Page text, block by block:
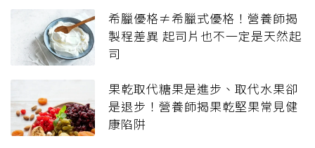
希臘優格≠希臘式優格！營養師揭
製程差異 起司片也不一定是天然起
司
果乾取代糖果是進步、取代水果卻
是退步！營養師揭果乾堅果常見健
康陷阱